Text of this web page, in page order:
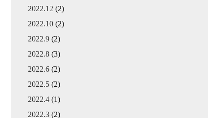
2022.12 (2)
2022.10 (2)
2022.9 (2)
2022.8 (3)
2022.6 (2)
2022.5 (2)
2022.4 (1)
2022.3 (2)